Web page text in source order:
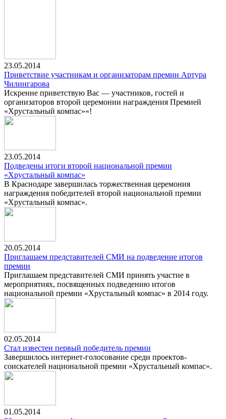
23.05.2014
Приветствие участникам и организаторам премии Артура
Чилингарова
Искренне приветствую Вас — участников, гостей и
организаторов второй церемонии награждения Премией
«Хрустальный компас»«!
23.05.2014
Подведены итоги второй национальной премии
«Хрустальный компас»
В Краснодаре завершилась торжественная церемония
награждения победителей второй национальной премии
«Хрустальный компас».
20.05.2014
Приглашаем представителей СМИ на подведение итогов
премии
Приглашаем представителей СМИ принять участие в
мероприятиях, посвященных подведению итогов
национальной премии «Хрустальный компас» в 2014 году.
02.05.2014
Стал известен первый победитель премии
Завершилось интернет-голосование среди проектов-
соискателей национальной премии «Хрустальный компас».
01.05.2014